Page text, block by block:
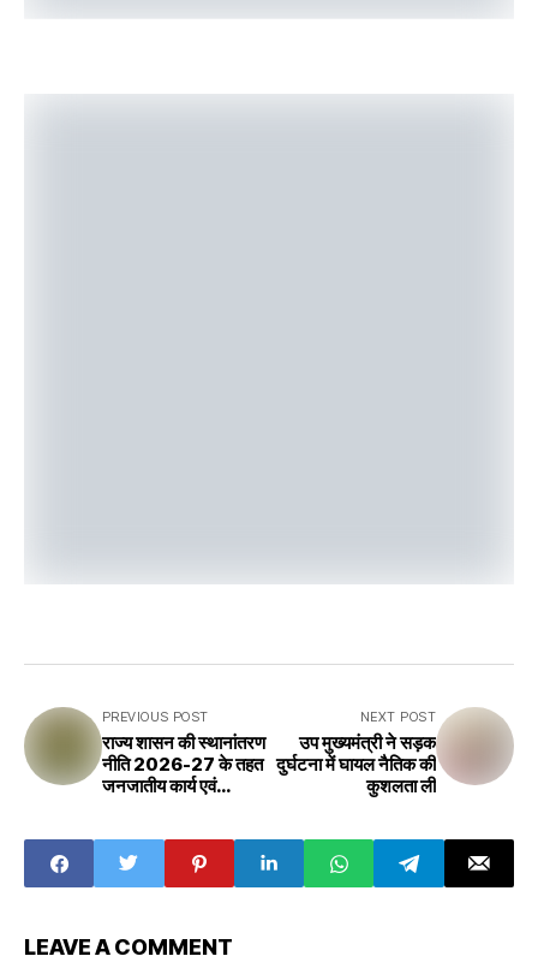
PREVIOUS POST
राज्य शासन की स्थानांतरण
नीति 2026-27 के तहत
जनजातीय कार्य एवं
आवेदनों के संबंध में विस्तृत
दिशा-निर्देश जारी किए हैं
NEXT POST
उप मुख्यमंत्री ने सड़क
दुर्घटना में घायल नैतिक की
कुशलता ली
LEAVE A COMMENT